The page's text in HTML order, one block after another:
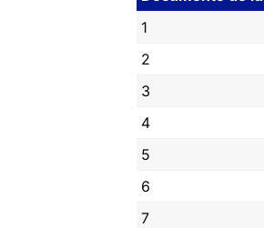
1
2
3
4
5
6
7